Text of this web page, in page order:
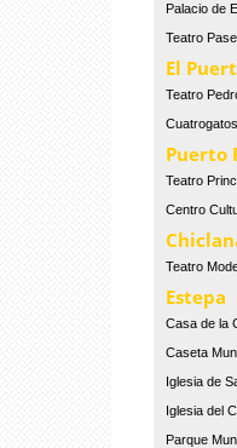
Palacio de
Teatro
El
Teatro
Puerto
Teatro
Centro
Teatro
Estepa
Casa de la
Caseta
Iglesia de
Iglesia del
Parque